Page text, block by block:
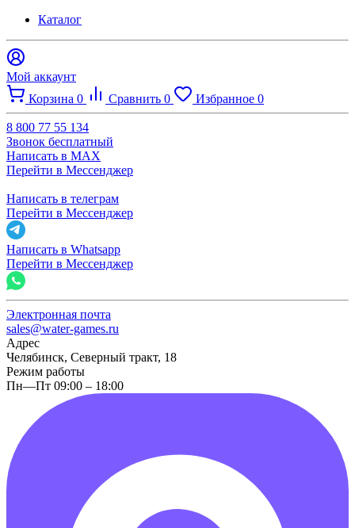
Каталог
Мой аккаунт
Корзина 0 Сравнить 0 Избранное 0
8 800 77 55 134
Звонок бесплатный
Написать в MAX
Перейти в Мессенджер
Написать в телеграм
Перейти в Мессенджер
Написать в Whatsapp
Перейти в Мессенджер
Электронная почта
sales@water-games.ru
Адрес
Челябинск, Северный тракт, 18
Режим работы
Пн—Пт 09:00 – 18:00